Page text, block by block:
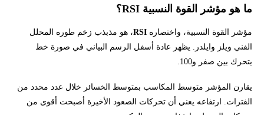
استثمارية ناجحة!
ما هو مؤشر القوة النسبية RSI؟
مؤشر القوة النسبية، واختصاره RSI، هو مذبذب زخم طوره المحلل
الفني ويلز وايلدر. يظهر عادة أسفل الرسم البياني في صورة خط
يتحرك بين صفر و100.
يقارن المؤشر متوسط المكاسب بمتوسط الخسائر خلال عدد محدد من
الفترات. ارتفاعه يعني أن تحركات الصعود الأخيرة أصبحت أقوى من